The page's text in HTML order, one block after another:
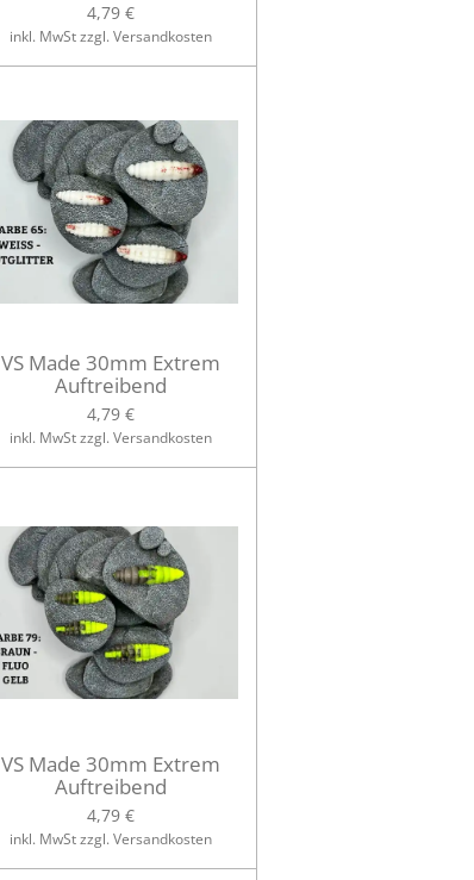
4,79 €
inkl. MwSt zzgl. Versandkosten
VS Made 30mm Extrem
Auftreibend
4,79 €
inkl. MwSt zzgl. Versandkosten
VS Made 30mm Extrem
Auftreibend
4,79 €
inkl. MwSt zzgl. Versandkosten